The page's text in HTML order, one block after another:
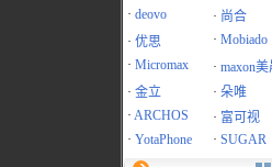
· deovo · 尚合
· 优思 · Mobiado
· Micromax · maxon美
· 金立 · 朵唯
· ARCHOS · 富可视
· YotaPhone · SUGAR